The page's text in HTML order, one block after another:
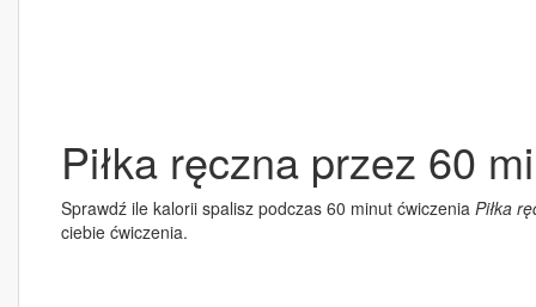
Piłka ręczna przez 60
Sprawdź ile kalorii spalisz podczas 60 minut ćwiczenia Piłka
ciebie ćwiczenia.